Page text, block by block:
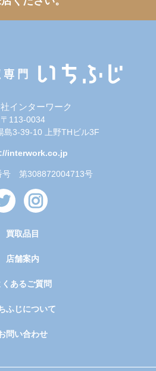
インターワーク
〒113-0034
島3-39-10 上野THビル3F
interwork.co.jp
号 第308872004713号
買取品目
店舗案内
くあるご質問
ふじについて
問い合わせ